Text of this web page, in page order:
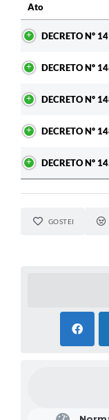
Ato
DECRETO Nº
DECRETO Nº
DECRETO Nº
DECRETO Nº
DECRETO Nº
GOSTEI